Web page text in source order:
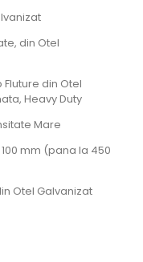
din Otel
din Otel
Heavy Duty
Mare
mm (pana la 450
Otel Galvanizat